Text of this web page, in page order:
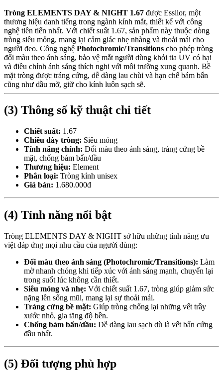
Tròng ELEMENTS DAY & NIGHT 1.67 được Essilor, một
thương hiệu danh tiếng trong ngành kính mắt, thiết kế với công
nghệ tiên tiến nhất. Với chiết suất 1.67, sản phẩm này thuộc dòng
tròng siêu mỏng, mang lại cảm giác nhẹ nhàng và thoải mái cho
người đeo. Công nghệ Photochromic/Transitions cho phép tròng
đổi màu theo ánh sáng, bảo vệ mắt người dùng khỏi tia UV có hại
và điều chỉnh ánh sáng thích nghi với môi trường xung quanh. Bề
mặt tròng được tráng cứng, dễ dàng lau chùi và hạn chế bám bẩn
cũng như dầu mỡ, giữ cho kính luôn sạch sẽ.
(3) Thông số kỹ thuật chi tiết
Chiết suất: 1.67
Chiều dày tròng: Siêu mỏng
Tính năng chính: Đổi màu theo ánh sáng, tráng cứng bề
mặt, chống bám bẩn/dầu
Thương hiệu: Element
Phân loại: Tròng kính unisex
Giá bán: 1.680.000đ
(4) Tính năng nổi bật
Tròng ELEMENTS DAY & NIGHT sở hữu những tính năng ưu
việt đáp ứng mọi nhu cầu của người dùng:
Đổi màu theo ánh sáng (Photochromic/Transitions): Làm
mờ nhanh chóng khi tiếp xúc với ánh sáng mạnh, chuyển lại
trong suốt lúc không cần thiết.
Siêu mỏng và nhẹ: Với chiết suất 1.67, tròng giúp giảm sức
nặng lên sống mũi, mang lại sự thoải mái.
Tráng cứng bề mặt: Giúp tròng chống lại những vết trầy
xước nhỏ, gia tăng độ bền.
Chống bám bẩn/dầu: Dễ dàng lau sạch dù là vết bẩn cứng
đầu nhất.
(5) Đối tượng phù hợp